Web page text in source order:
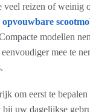
veel reizen of weinig
opvouwbare
modellen
mee te
om eerst te bepalen
bij uw dagelijkse